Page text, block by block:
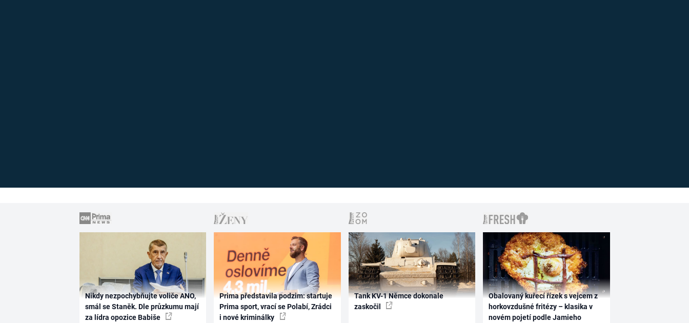
Nikdy nezpochybňujte voliče ANO,
smál se Staněk. Dle průzkumu mají
za lídra opozice Babiše
Prima představila podzim: startuje
Prima sport, vrací se Polabí, Zrádci
i nové kriminálky
Tank KV-1 Němce dokonale
zaskočil
Obalovaný kuřecí řízek s vejcem z
horkovzdušné fritézy – klasika v
novém pojetí podle Jamieho